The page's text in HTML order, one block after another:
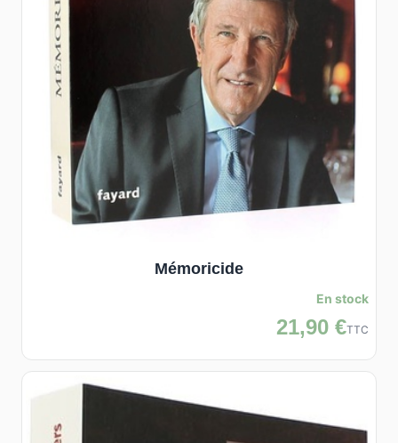
Mémoricide
En stock
21,90 €TTC